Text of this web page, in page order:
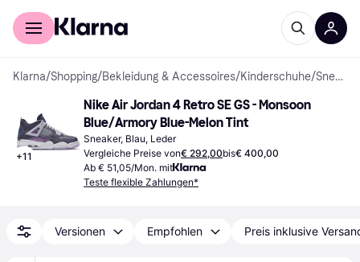
Für Shopper
Klarna/Shopping/Bekleidung & Accessoires/Kinderschuhe/ Sneakers
+11
Nike Air Jordan 4 Retro SE GS - Monsoon
Blue/Armory Blue-Melon Tint
Sneaker, Blau, Leder
Vergleiche Preise von€ 292,00bis€ 400,00
Ab € 51,05/Mon. mit
Teste flexible Zahlungen*
Versionen Empfohlen Preis inklusive